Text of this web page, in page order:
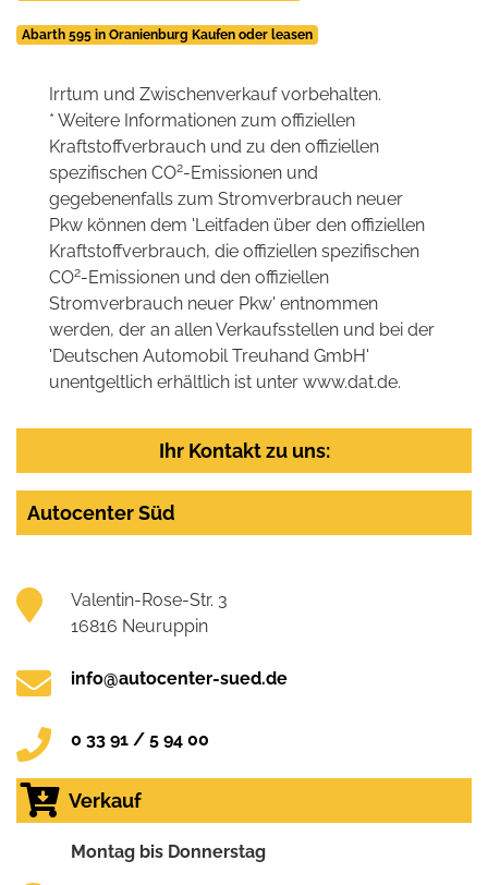
Abarth 595 in Oranienburg Kaufen oder leasen
Irrtum und Zwischenverkauf vorbehalten.
* Weitere Informationen zum offiziellen
Kraftstoffverbrauch und zu den offiziellen
spezifischen CO2-Emissionen und
gegebenenfalls zum Stromverbrauch neuer
Pkw können dem 'Leitfaden über den offiziellen
Kraftstoffverbrauch, die offiziellen spezifischen
CO2-Emissionen und den offiziellen
Stromverbrauch neuer Pkw' entnommen
werden, der an allen Verkaufsstellen und bei der
'Deutschen Automobil Treuhand GmbH'
unentgeltlich erhältlich ist unter www.dat.de.
Ihr Kontakt zu uns:
Autocenter Süd
Valentin-Rose-Str. 3
16816 Neuruppin
info@autocenter-sued.de
0 33 91 / 5 94 00
Verkauf
Montag bis Donnerstag